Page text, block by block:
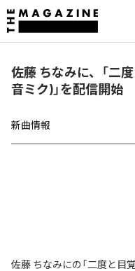
佐藤 ちなみに、「二
音ミク)」を配信開始
新曲情報
佐藤 ちなみにの「二度と目